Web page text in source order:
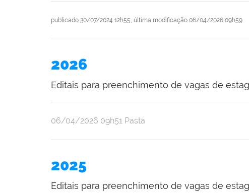
publicado 30/07/2024 12h55, última modificação 06/04/2026 09h59
2026
Editais para preenchimento de vagas de
publicado
06/04/2026 09h51 Pasta
2025
Editais para preenchimento de vagas de